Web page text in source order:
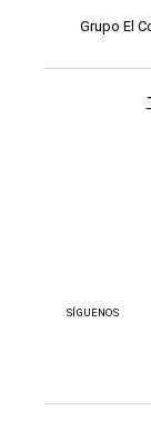
Grupo El
SÍGUENOS